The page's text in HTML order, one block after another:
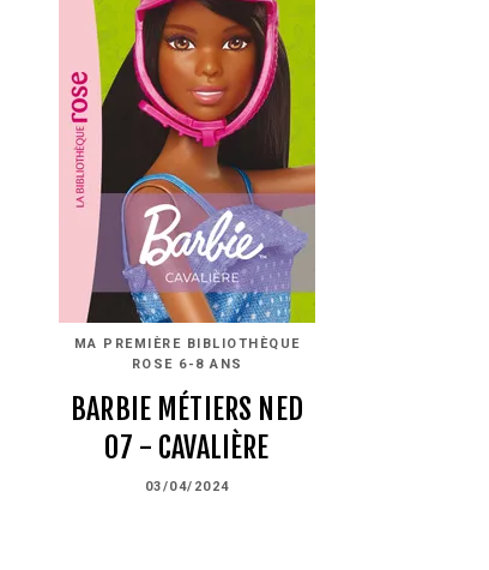
MA PREMIÈRE BIBLIOTHÈQUE
ROSE 6-8 ANS
BARBIE MÉTIERS NED
07 - CAVALIÈRE
03/04/2024